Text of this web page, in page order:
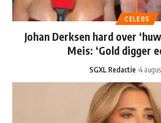
CELEBS
Johan Derksen hard over
Meis: ‘Gold digger
SGXL Redactie 4